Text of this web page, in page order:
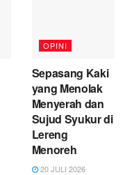
OPINI
Sepasang Kaki
yang Menolak
Menyerah dan
Sujud Syukur di
Lereng
Menoreh
20 JULI 2026